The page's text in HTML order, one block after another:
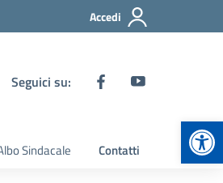
Accedi
Seguici su:
Sindacale Contatti